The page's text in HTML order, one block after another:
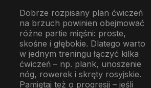
Dobrze rozpisany plan ćwiczeń
na brzuch powinien obejmować
różne partie mięśni: proste,
skośne i głębokie. Dlatego warto
w jednym treningu łączyć kilka
ćwiczeń – np. plank, unoszenie
nóg, rowerek i skręty rosyjskie.
Pamiętaj też o progresji – jeśli